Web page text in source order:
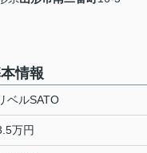
情報
ベルSATO
万円